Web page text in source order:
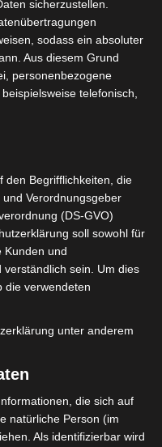
» News»Fußball»
»Liga 2»
lehnt Eilverfahren ab
2 zu
sicherzustellen.
sodass ein absoluter
Aus diesem Grund
personenbezogene
telefonisch,
den Begrifflichkeiten, die
Verordnungsgeber
(DS-GVO)
soll sowohl für
Kunden und
sein. Um dies
die verwendeten
unter anderem
die sich auf
natürliche Person (im
Als identifizierbar wird